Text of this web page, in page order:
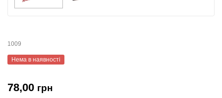
1009
Нема в наявності
78,00 грн